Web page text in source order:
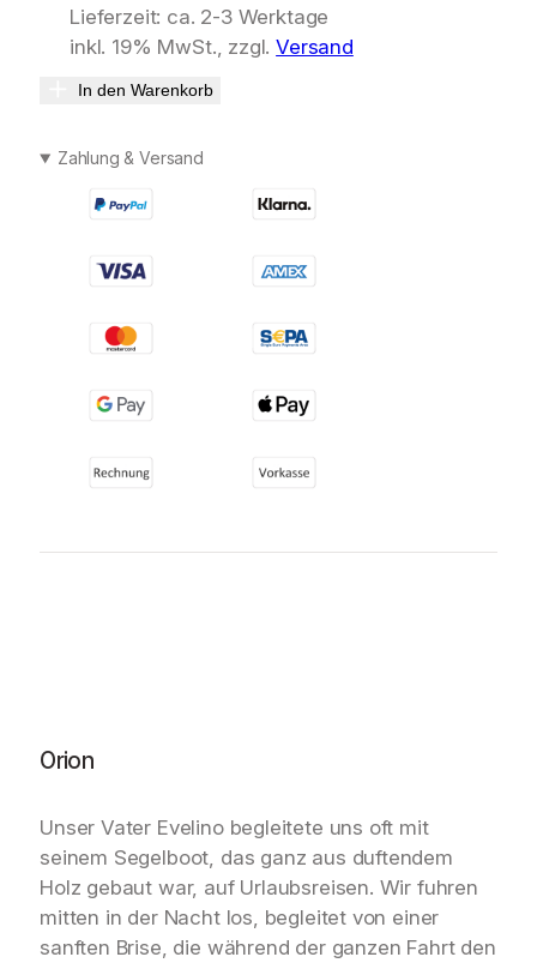
Lieferzeit: ca. 2-3 Werktage
inkl. 19% MwSt., zzgl.Versand
In den Warenkorb
Zahlung & Versand
Orion
Unser Vater Evelino begleitete uns oft mit
seinem Segelboot, das ganz aus duftendem
Holz gebaut war, auf Urlaubsreisen. Wir fuhren
mitten in der Nacht los, begleitet von einer
sanften Brise, die während der ganzen Fahrt den